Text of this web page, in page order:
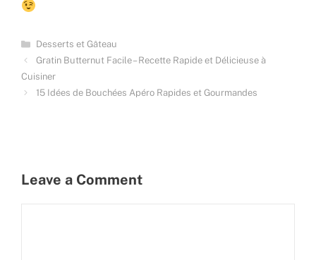
Categories
Desserts et Gâteau
Gratin Butternut Facile – Recette Rapide et Délicieuse à
Cuisiner
15 Idées de Bouchées Apéro Rapides et Gourmandes
Leave a Comment